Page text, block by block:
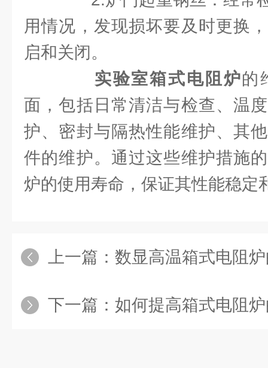
用情况，发现损坏要及时更换
启和关闭。
实验室箱式电阻炉的
面，包括日常清洁与检查、温
护、密封与隔热性能维护、其
件的维护。通过这些维护措施
炉的使用寿命，保证其性能稳定
上一篇： 数显高温箱式电阻炉
下一篇： 如何提高箱式电阻